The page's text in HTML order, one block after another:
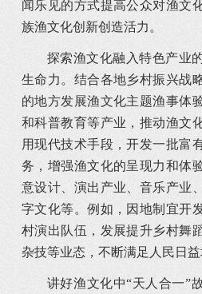
闻乐见的方式提高公众对渔文
族渔文化创新创造活力。
探索渔文化融入特色产业
生命力。结合各地乡村振兴战
的地方发展渔文化主题渔事体
和科普教育等产业，推动渔文
用现代技术手段，开发一批富
务，增强渔文化的呈现力和体
意设计、演出产业、音乐产业
字文化等。例如，因地制宜开
村演出队伍，发展提升乡村舞
杂技等业态，不断满足人民日益
讲好渔文化中“天人合一”